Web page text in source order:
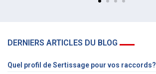
DERNIERS ARTICLES DU BLOG
Quel profil de Sertissage pour vos raccords?